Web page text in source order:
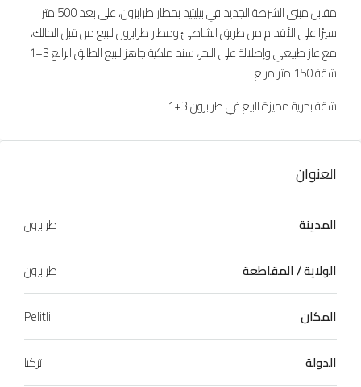
مقابل مبنى الشرطة الجديد في بيليتيد بمطار طرابزون، على بعد 500 متر
سيرًا على الأقدام من طريق الشاطئ ومطار طرابزون للبيع من قبل المالك،
مع غاز طبيعي وإطلالة على البحر، سند ملكية جاهز للبيع الطابق الرابع 3+1
شقة 150 متر مربع
شقة بحرية مميزة للبيع في طرابزون 3+1
العنوان
المدينة
طرابزون
الولاية / المقاطعة
طرابزون
المكان
Pelitli
الدولة
تركيا